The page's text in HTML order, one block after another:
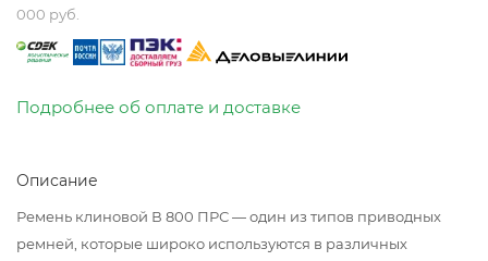
000 руб.
Подробнее об оплате и доставке
Описание
Ремень клиновой В 800 ПРС — один из типов приводных
ремней, которые широко используются в различных